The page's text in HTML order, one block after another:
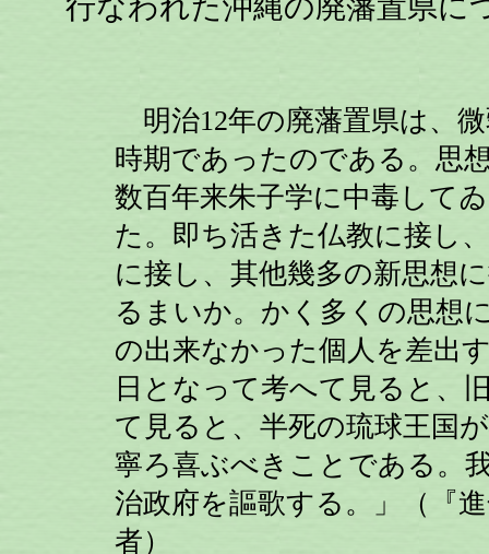
行なわれた沖縄の廃藩置県に
明治12年の廃藩置県は、
時期であったのである。思
数百年来朱子学に中毒して
た。即ち活きた仏教に接し
に接し、其他幾多の新思想
るまいか。かく多くの思想
の出来なかった個人を差出
日となって考へて見ると、
て見ると、半死の琉球王国
寧ろ喜ぶべきことである。
治政府を謳歌する。」（『
者）